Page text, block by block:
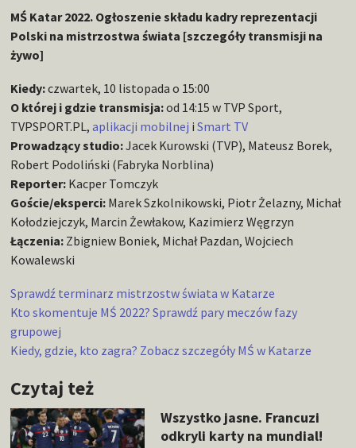
MŚ Katar 2022. Ogłoszenie składu kadry reprezentacji
Polski na mistrzostwa świata [szczegóły transmisji na
żywo]
Kiedy:czwartek, 10 listopada o 15:00
O której i gdzie transmisja:od 14:15 w TVP Sport,
TVPSPORT.PL,aplikacji mobilnej iSmart TV
Prowadzący studio:Jacek Kurowski (TVP), Mateusz Borek,
Robert Podoliński (Fabryka Norblina)
Reporter: Kacper Tomczyk
Goście/eksperci: Marek Szkolnikowski, Piotr Żelazny, Michał
Kołodziejczyk, Marcin Żewłakow, Kazimierz Węgrzyn
Łączenia: Zbigniew Boniek, Michał Pazdan, Wojciech
Kowalewski
Sprawdź terminarz mistrzostw świata w Katarze
Kto skomentuje MŚ 2022? Sprawdź pary meczów fazy
grupowej
Kiedy, gdzie, kto zagra? Zobacz szczegóły MŚ w Katarze
Czytaj też
Wszystko jasne. Francuzi
odkryli karty na mundial!